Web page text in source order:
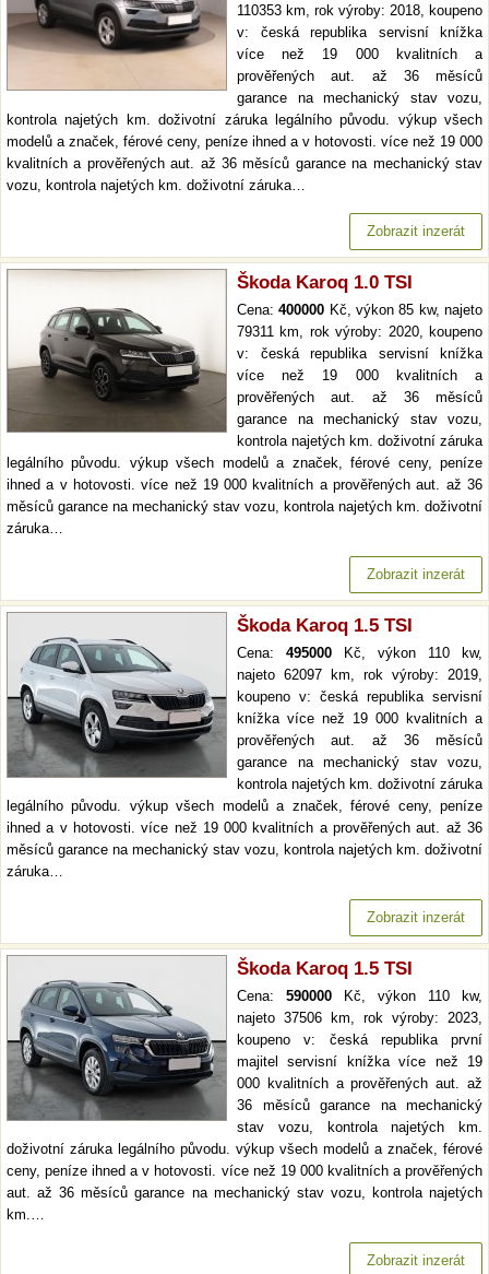
110353 km, rok výroby: 2018, koupeno
v: česká republika servisní knížka
více než 19 000 kvalitních a
prověřených aut. až 36 měsíců
garance na mechanický stav vozu,
kontrola najetých km. doživotní záruka legálního původu. výkup všech
modelů a značek, férové ceny, peníze ihned a v hotovosti. více než 19 000
kvalitních a prověřených aut. až 36 měsíců garance na mechanický stav
vozu, kontrola najetých km. doživotní záruka…
Zobrazit inzerát
Škoda Karoq 1.0 TSI
Cena:400000 Kč, výkon 85 kw, najeto
79311 km, rok výroby: 2020, koupeno
v: česká republika servisní knížka
více než 19 000 kvalitních a
prověřených aut. až 36 měsíců
garance na mechanický stav vozu,
kontrola najetých km. doživotní záruka
legálního původu. výkup všech modelů a značek, férové ceny, peníze
ihned a v hotovosti. více než 19 000 kvalitních a prověřených aut. až 36
měsíců garance na mechanický stav vozu, kontrola najetých km. doživotní
záruka…
Zobrazit inzerát
Škoda Karoq 1.5 TSI
Cena: 495000 Kč, výkon 110 kw,
najeto 62097 km, rok výroby: 2019,
koupeno v: česká republika servisní
knížka více než 19 000 kvalitních a
prověřených aut. až 36 měsíců
garance na mechanický stav vozu,
kontrola najetých km. doživotní záruka
legálního původu. výkup všech modelů a značek, férové ceny, peníze
ihned a v hotovosti. více než 19 000 kvalitních a prověřených aut. až 36
měsíců garance na mechanický stav vozu, kontrola najetých km. doživotní
záruka…
Zobrazit inzerát
Škoda Karoq 1.5 TSI
Cena: 590000 Kč, výkon 110 kw,
najeto 37506 km, rok výroby: 2023,
koupeno v: česká republika první
majitel servisní knížka více než 19
000 kvalitních a prověřených aut. až
36 měsíců garance na mechanický
stav vozu, kontrola najetých km.
doživotní záruka legálního původu. výkup všech modelů a značek, férové
ceny, peníze ihned a v hotovosti. více než 19 000 kvalitních a prověřených
aut. až 36 měsíců garance na mechanický stav vozu, kontrola najetých
km.…
Zobrazit inzerát